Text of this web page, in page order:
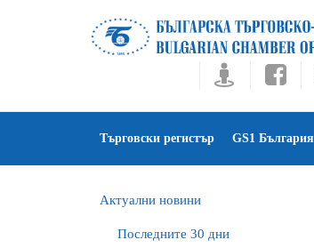
Търговски регистър GS1 България
Актуални новини
Последните 30 дни